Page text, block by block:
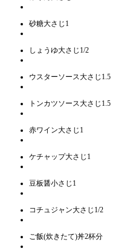
砂糖大さじ1
しょうゆ大さじ1/2
ウスターソース大さじ1.5
トンカツソース大さじ1.5
赤ワイン大さじ1
ケチャップ大さじ1
豆板醤小さじ1
コチュジャン大さじ1/2
ご飯(炊きたて)丼2杯分